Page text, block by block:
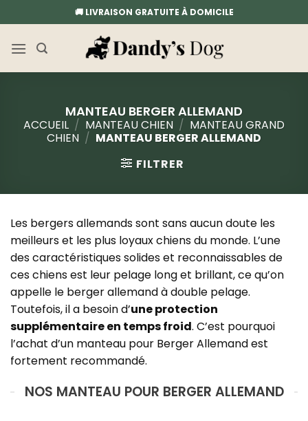
au
contenu
🚚 LIVRAISON GRATUITE À DOMICILE
MANTEAU BERGER ALLEMAND
ACCUEIL / MANTEAU CHIEN / MANTEAU GRAND
CHIEN / MANTEAU BERGER ALLEMAND
FILTRER
Les bergers allemands sont sans aucun doute les
meilleurs et les plus loyaux chiens du monde. L’une
des caractéristiques solides et reconnaissables de
ces chiens est leur pelage long et brillant, ce qu’on
appelle le berger allemand à double pelage.
Toutefois, il a besoin d’une protection
supplémentaire en temps froid. C’est pourquoi
l’achat d’un manteau pour Berger Allemand est
fortement recommandé.
NOS MANTEAU POUR BERGER ALLEMAND